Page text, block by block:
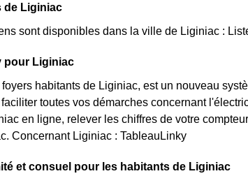
de Liginiac
sont disponibles dans la ville de Liginiac :
pour Liginiac
habitants de Liginiac, est un nouveau
toutes vos démarches concernant
en ligne, relever les chiffres de votre
Concernant Liginiac : TableauLinky
et consuel pour les habitants de Liginiac